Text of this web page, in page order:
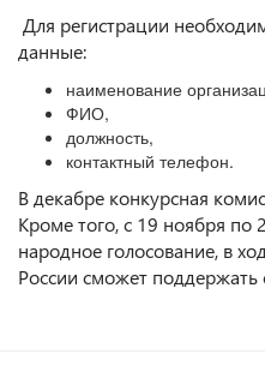
Для регистрации
данные:
наименование
ФИО,
должность,
контактный телефон.
В декабре конкурсная
Кроме того, с 19 ноября по
народное голосование, в
России сможет поддержать